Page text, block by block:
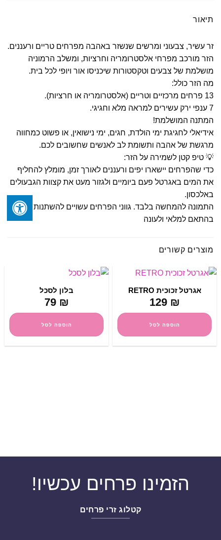
תיאור
זר עשיר, צבעוני ומרשים שנשזר באהבה מפרחים טריים ורעננים.
הזר מורכב מפרחי אלסטרומריה וחרציות, ומשלב הרמוניה
מושלמת של צבעים וטקסטורות שיכניסו אור ויופי לכל בית.
מה הזר כולל:
13 פרחים מרכזיים וטריים (אלסטרומריה או חרציות).
7 ענפי ירק עשירים למראה מלא וחגיגי.
המתנה המושלמת!
אידיאלי לחגיגת ימי הולדת, חגים, ימי נישואין, או פשוט כמחווה
מרגשת של אהבה ותשומת לב לאנשים שחשובים לכם.
💡 טיפ קטן לשמירה על הזר:
כדי שהפרחים יישארו יפים ורעננים לאורך זמן, מומלץ להחליף
את המים באגרטל פעם ביומיים ולגזור מעט את קצוות הגבעולים
באלכסון.
התמונה להמחשה בלבד. גווני הפרחים עשויים להשתנות
בהתאם למלאי ולעונה
מוצרים קשורים
אגרטל זכוכית RETRO
129 ₪
הוספה לסל
בלון לסכל
79 ₪
הוספה לסל
הזמינו פרחים עכשיו!
קטלוג זרי פרחים